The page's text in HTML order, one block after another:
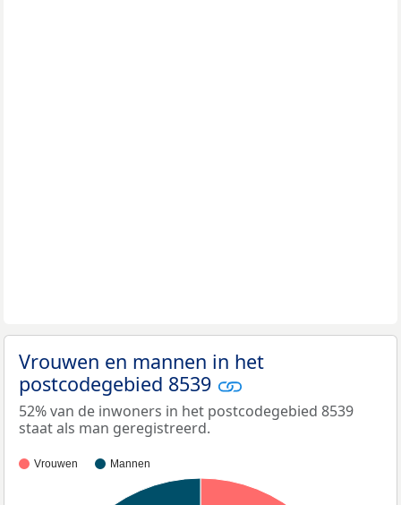
Vrouwen en mannen in het
postcodegebied 8539
52% van de inwoners in het postcodegebied 8539
staat als man geregistreerd.
Vrouwen Mannen